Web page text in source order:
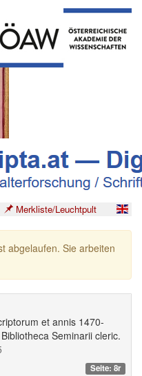
Merkliste/Leuchtpult
abgelaufen. Sie arbeiten
et annis 1470-
Seminarii cleric.
Seite: 8r